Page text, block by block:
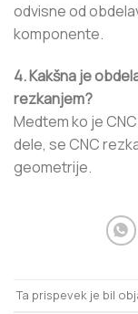
odvisne od
komponente.
4. Kakšna je
rezkanjem?
Medtem ko je
dele, se CNC
geometrije.
Ta prispevek je bil